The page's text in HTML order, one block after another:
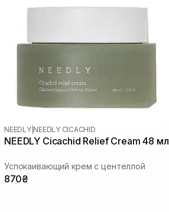
NEEDLY| NEEDLY CICACHID
NEEDLY Cicachid Relief Cream 48 мл
Успокаивающий крем с центеллой
870₴